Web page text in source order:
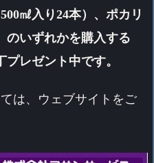
㎖入り24本）、ポカリ
のいずれかを購入する
レゼント中です。
は、ウェブサイトをご